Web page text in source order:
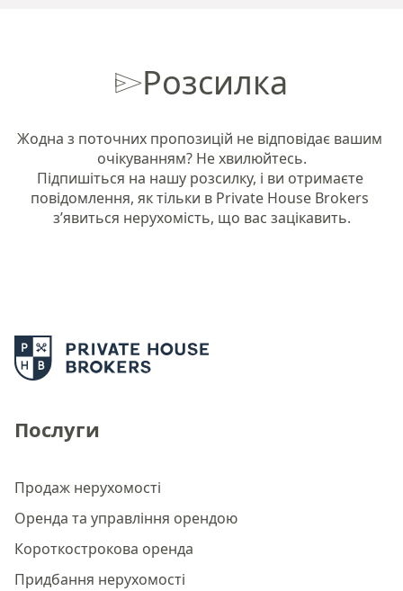
Розсилка
Жодна з поточних пропозицій не відповідає вашим
очікуванням? Не хвилюйтесь.
Підпишіться на нашу розсилку, і ви отримаєте
повідомлення, як тільки в Private House Brokers
з’явиться нерухомість, що вас зацікавить.
Послуги
Продаж нерухомості
Оренда та управління орендою
Короткострокова оренда
Придбання нерухомості